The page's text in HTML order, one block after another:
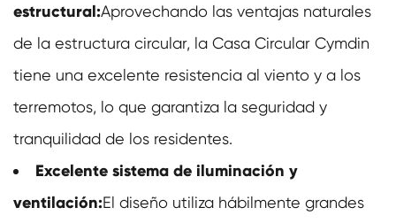
estructural:Aprovechando las ventajas naturales
de la estructura circular, la Casa Circular Cymdin
tiene una excelente resistencia al viento y a los
terremotos, lo que garantiza la seguridad y
tranquilidad de los residentes.
Excelente sistema de iluminación y
ventilación:El diseño utiliza hábilmente grandes